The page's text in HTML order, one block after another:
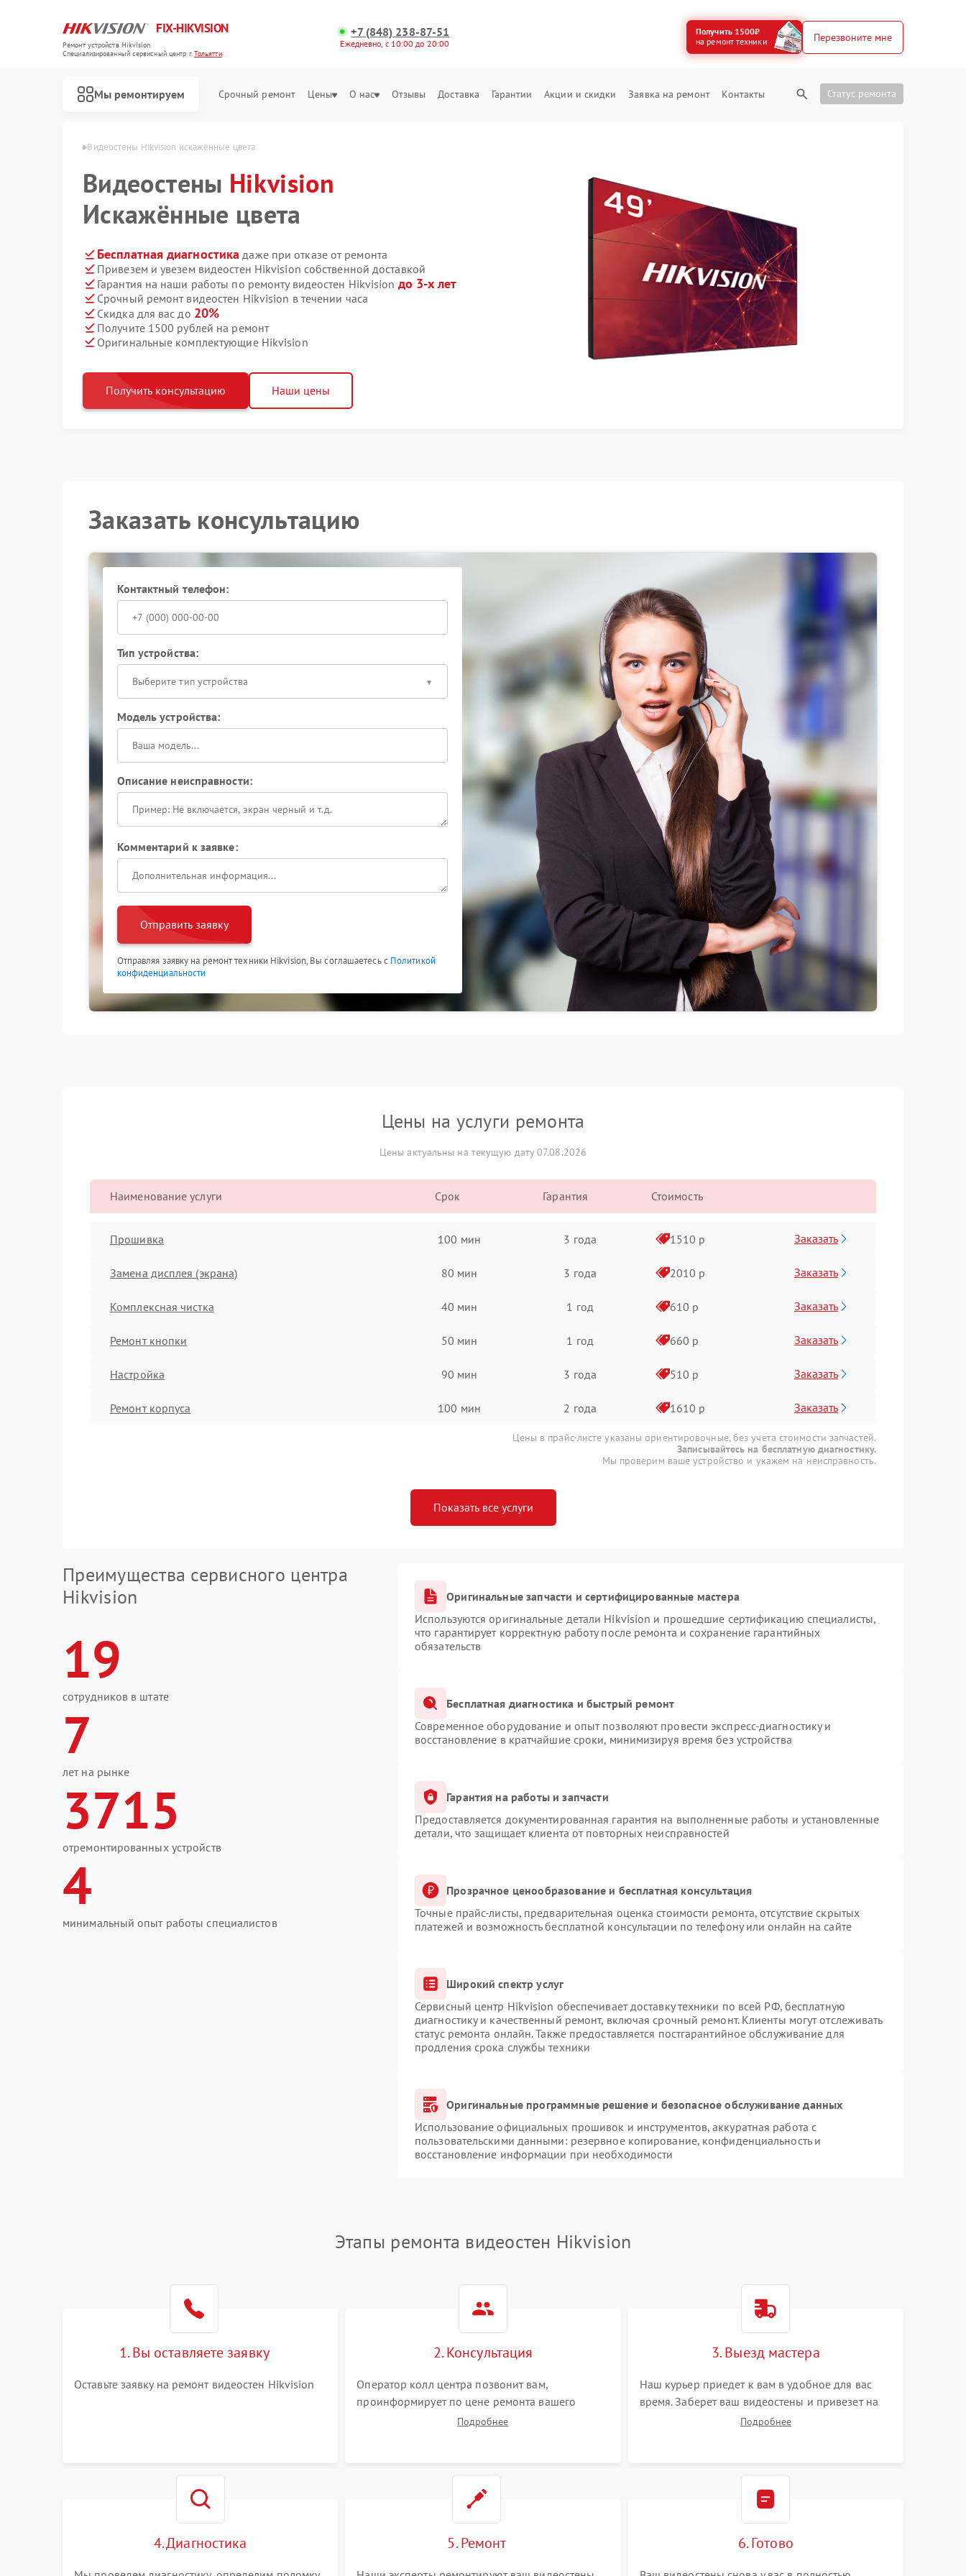
FIX-HIKVISION
Ремонт устройств Hikvision
Специализированный cервисный центр г.Тольятти
+7 (848) 238-87-51
Ежедневно, с 10:00 до 20:00
Получить 1500₽
на ремонт техники
Перезвоните мне
Мы ремонтируем Срочный ремонт Цены О нас Отзывы Доставка Гарантии Акции и скидки Заявка на ремонт Контакты Статус ремонта
в Тольятти Видеостены Hikvision искажённые цвета
Видеостены Hikvision
Искажённые цвета
Бесплатная диагностика даже при отказе от ремонта
Привезем и увезем видеостен Hikvision собственной доставкой
Гарантия на наши работы по ремонту видеостен Hikvision до 3-х лет
Срочный ремонт видеостен Hikvision в течении часа
Скидка для вас до 20%
Получите 1500 рублей на ремонт
Оригинальные комплектующие Hikvision
Получить консультацию Наши цены
Заказать консультацию
Контактный телефон:
Тип устройства:
Выберите тип устройства
Модель устройства:
Описание неисправности:
Комментарий к заявке:
Отправить заявку
Отправляя заявку на ремонт техники Hikvision, Вы соглашаетесь с Политикой
конфиденциальности
Цены на услуги ремонта
Цены актуальны на текущую дату 07.08.2026
Наименование услуги Срок Гарантия Стоимость
Прошивка 100 мин 3 года 1510 р Заказать
Замена дисплея (экрана) 80 мин 3 года 2010 р Заказать
Комплексная чистка 40 мин 1 год 610 р Заказать
Ремонт кнопки 50 мин 1 год 660 р Заказать
Настройка 90 мин 3 года 510 р Заказать
Ремонт корпуса 100 мин 2 года 1610 р Заказать
Цены в прайс-листе указаны ориентировочные, без учета стоимости запчастей.
Записывайтесь на бесплатную диагностику.
Мы проверим ваше устройство и укажем на неисправность.
Показать все услуги
Преимущества сервисного центра
Hikvision
19
сотрудников в штате
7
лет на рынке
3715
отремонтированных устройств
4
минимальный опыт работы специалистов
Оригинальные запчасти и сертифицированные мастера
Используются оригинальные детали Hikvision и прошедшие сертификацию специалисты,
что гарантирует корректную работу после ремонта и сохранение гарантийных
обязательств
Бесплатная диагностика и быстрый ремонт
Современное оборудование и опыт позволяют провести экспресс-диагностику и
восстановление в кратчайшие сроки, минимизируя время без устройства
Гарантия на работы и запчасти
Предоставляется документированная гарантия на выполненные работы и установленные
детали, что защищает клиента от повторных неисправностей
Прозрачное ценообразование и бесплатная консультация
Точные прайс-листы, предварительная оценка стоимости ремонта, отсутствие скрытых
платежей и возможность бесплатной консультации по телефону или онлайн на сайте
Широкий спектр услуг
Сервисный центр Hikvision обеспечивает доставку техники по всей РФ, бесплатную
диагностику и качественный ремонт, включая срочный ремонт. Клиенты могут отслеживать
статус ремонта онлайн. Также предоставляется постгарантийное обслуживание для
продления срока службы техники
Оригинальные программные решение и безопасное обслуживание данных
Использование официальных прошивок и инструментов, аккуратная работа с
пользовательскими данными: резервное копирование, конфиденциальность и
восстановление информации при необходимости
Этапы ремонта видеостен Hikvision
1. Вы оставляете заявку
Оставьте заявку на ремонт видеостен Hikvision
2. Консультация
Оператор колл центра позвонит вам,
проинформирует по цене ремонта вашего
видеостен а также ответит на все ваши вопросы.
Подробнее
3. Выезд мастера
Наш курьер приедет к вам в удобное для вас
время. Заберет ваш видеостены и привезет на
склад для диагностики.Подробнее
4. Диагностика 5. Ремонт 6. Готово